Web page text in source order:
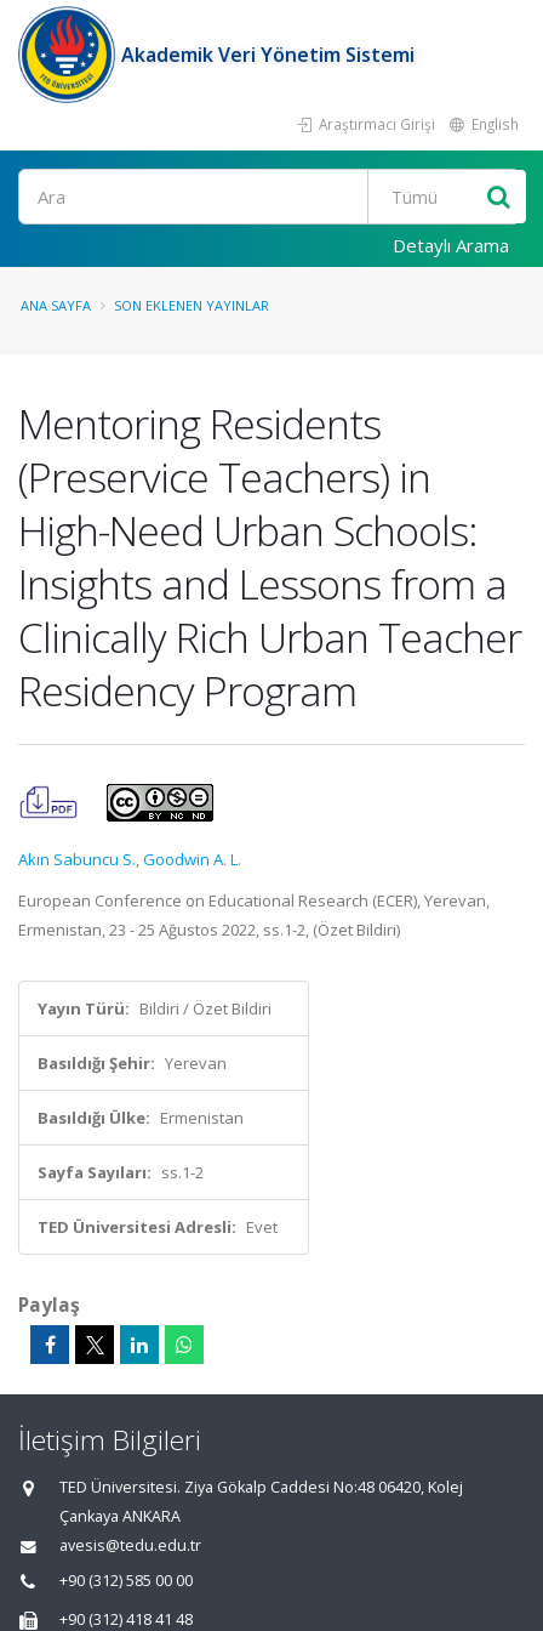
Akademik Veri Yönetim Sistemi
Araştırmacı Girişi English
Ara
Detaylı Arama
ANA SAYFA SON EKLENEN YAYINLAR
Mentoring Residents
(Preservice Teachers) in
High-Need Urban Schools:
Insights and Lessons from a
Clinically Rich Urban Teacher
Residency Program
Akın Sabuncu S.,Goodwin A. L.
European Conference on Educational Research (ECER), Yerevan,
Ermenistan, 23 - 25 Ağustos 2022, ss.1-2, (Özet Bildiri)
Yayın Türü: Bildiri / Özet Bildiri
Basıldığı Şehir: Yerevan
Basıldığı Ülke: Ermenistan
Sayfa Sayıları: ss.1-2
TED Üniversitesi Adresli: Evet
Paylaş
İletişim Bilgileri
TED Üniversitesi. Ziya Gökalp Caddesi No:48 06420, Kolej
Çankaya ANKARA
avesis@tedu.edu.tr
+90 (312) 585 00 00
+90 (312) 418 41 48